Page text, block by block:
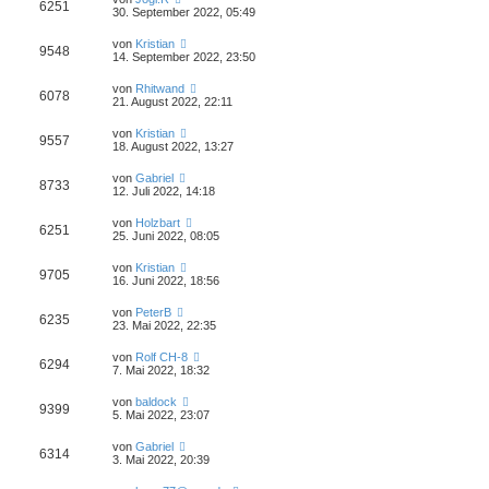
6251
30. September 2022, 05:49
9548 von Kristian
14. September 2022, 23:50
6078 von Rhitwand
21. August 2022, 22:11
9557 von Kristian
18. August 2022, 13:27
8733 von Gabriel
12. Juli 2022, 14:18
6251 von Holzbart
25. Juni 2022, 08:05
9705 von Kristian
16. Juni 2022, 18:56
6235 von PeterB
23. Mai 2022, 22:35
6294 von Rolf CH-8
7. Mai 2022, 18:32
9399 von baldock
5. Mai 2022, 23:07
6314 von Gabriel
3. Mai 2022, 20:39